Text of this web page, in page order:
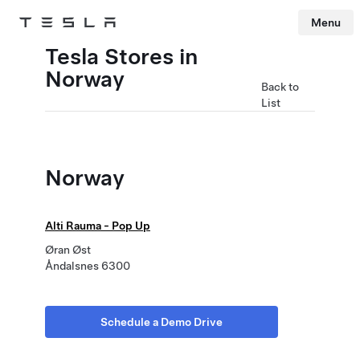
Tesla Menu
Tesla Stores in
Norway
Back to
List
Norway
Alti Rauma - Pop Up
Øran Øst
Åndalsnes 6300
Schedule a Demo Drive